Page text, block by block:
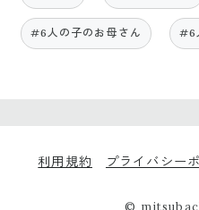
#6人の子のお母さん #6
利用規約 プライバシー
©